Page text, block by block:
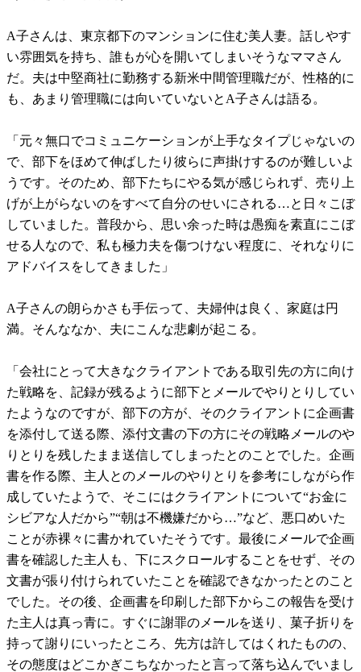
A子さんは、東京都下のマンションに住む美人妻。話しやす
い雰囲気を持ち、誰もが心を開いてしまいそうなママさん
だ。夫は中堅商社に勤務する新米中間管理職だが、性格的に
も、あまり管理職には向いていないとA子さんは語る。
「元々無口でコミュニケーションが上手なタイプじゃないの
で、部下をほめて伸ばしたり彼らに声掛けするのが難しいよ
うです。そのため、部下たちにやる気が感じられず、売り上
げが上がらないのをすべて自分のせいにされる…と日々こぼ
していました。普段から、思い余った時は愚痴を素直にこぼ
せる人なので、私も極力夫を傷つけない程度に、それなりに
アドバイスをしてきました」
A子さんの朗らかさも手伝って、夫婦仲は良く、家庭は円
満。そんななか、夫にこんな悲劇が起こる。
「会社にとって大きなクライアントである取引先の方に向け
た戦略を、記録が残るように部下とメールでやりとりしてい
たようなのですが、部下の方が、そのクライアントに企画書
を添付して送る際、添付文書の下の方にその戦略メールのや
りとりを残したまま送信してしまったとのことでした。企画
書を作る際、主人とのメールのやりとりを参考にしながら作
成していたようで、そこにはクライアントについて“お金に
シビアな人だから”“朝は不機嫌だから…”など、悪口めいた
ことが赤裸々に書かれていたそうです。最後にメールで企画
書を確認した主人も、下にスクロールすることをせず、その
文書が張り付けられていたことを確認できなかったとのこと
でした。その後、企画書を印刷した部下からこの報告を受け
た主人は真っ青に。すぐに謝罪のメールを送り、菓子折りを
持って謝りにいったところ、先方は許してはくれたものの、
その態度はどこかぎこちなかったと言って落ち込んでいまし